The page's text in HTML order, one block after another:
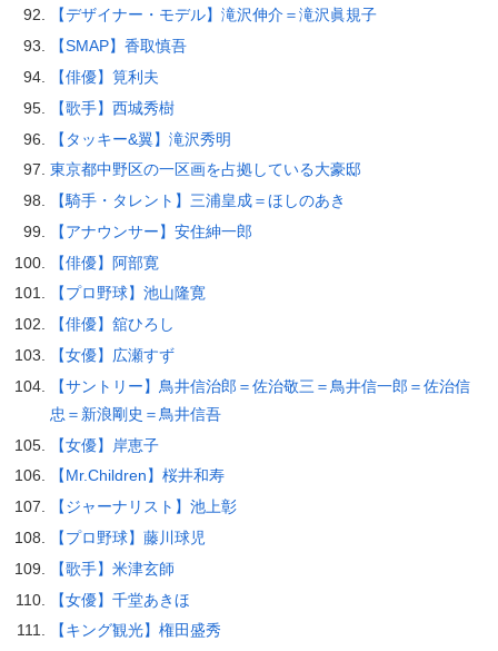
【デザイナー・モデル】滝沢伸介＝滝沢眞規子
【SMAP】香取慎吾
【俳優】筧利夫
【歌手】西城秀樹
【タッキー&翼】滝沢秀明
東京都中野区の一区画を占拠している大豪邸
【騎手・タレント】三浦皇成＝ほしのあき
【アナウンサー】安住紳一郎
【俳優】阿部寛
【プロ野球】池山隆寛
【俳優】舘ひろし
【女優】広瀬すず
【サントリー】鳥井信治郎＝佐治敬三＝鳥井信一郎＝佐治信
忠＝新浪剛史＝鳥井信吾
【女優】岸恵子
【Mr.Children】桜井和寿
【ジャーナリスト】池上彰
【プロ野球】藤川球児
【歌手】米津玄師
【女優】千堂あきほ
【キング観光】権田盛秀